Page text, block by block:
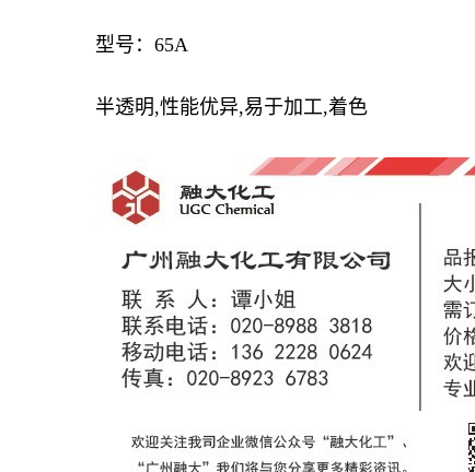
型号：65A
半透明,性能优异,易于加工,着色